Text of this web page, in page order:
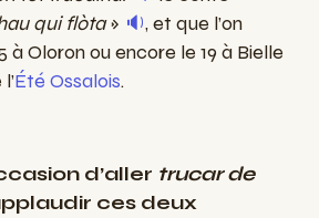
qui flòta» 🔉, et que l’on
à Oloron ou encore le 19 à Bielle
Été Ossalois.
d’aller trucar de
ces deux